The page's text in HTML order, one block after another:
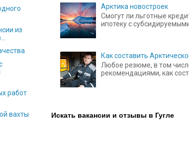
Арктика новостроек
Смогут ли льготные
ипотеку с
Как составить
Любое резюме, в том
рекомендациями, как
Искать вакансии и отзывы в Гугле
из
работ
вахты